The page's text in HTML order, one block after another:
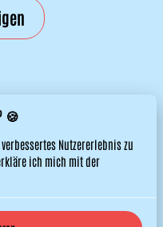
🍪
Nutzererlebnis zu
ich mich mit der